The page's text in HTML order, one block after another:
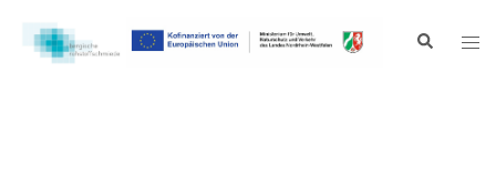
Inhalt
springen
Suche